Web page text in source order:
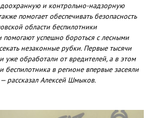
и контрольно-надзорную
помогает обеспечивать безопасность
области беспилотники
помогают успешно бороться с лесными
незаконные рубки. Первые тысячи
уже обработали от вредителей, а в этом
беспилотника в регионе впервые засеяли
рассказал Алексей Шмыков.